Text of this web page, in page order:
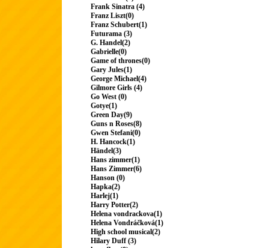
Frank Sinatra (4)
Franz Liszt(0)
Franz Schubert(1)
Futurama (3)
G. Handel(2)
Gabrielle(0)
Game of thrones(0)
Gary Jules(1)
George Michael(4)
Gilmore Girls (4)
Go West (0)
Gotye(1)
Green Day(9)
Guns n Roses(8)
Gwen Stefani(0)
H. Hancock(1)
Händel(3)
Hans zimmer(1)
Hans Zimmer(6)
Hanson (0)
Hapka(2)
Harlej(1)
Harry Potter(2)
Helena vondrackova(1)
Helena Vondráčková(1)
High school musical(2)
Hilary Duff (3)